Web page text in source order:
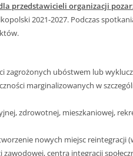
przedstawicieli organizacji
2021-2027. Podczas
zagrożonych ubóstwem lub
marginalizowanych w
zdrowotnej, mieszkaniowej,
nowych miejsc reintegracji
centra integracji